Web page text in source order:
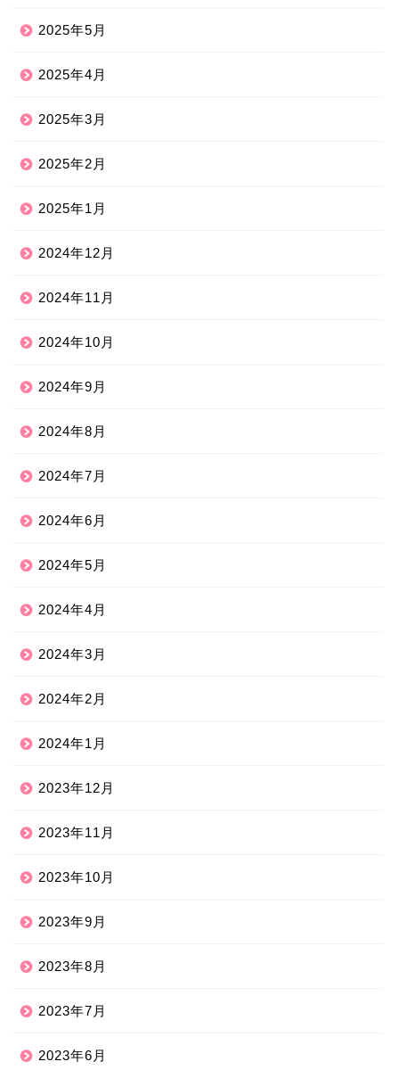
2025年5月
2025年4月
2025年3月
2025年2月
2025年1月
2024年12月
2024年11月
2024年10月
2024年9月
2024年8月
2024年7月
2024年6月
2024年5月
2024年4月
2024年3月
2024年2月
2024年1月
2023年12月
2023年11月
2023年10月
2023年9月
2023年8月
2023年7月
2023年6月